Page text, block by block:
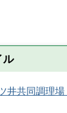
ル
井共同調理